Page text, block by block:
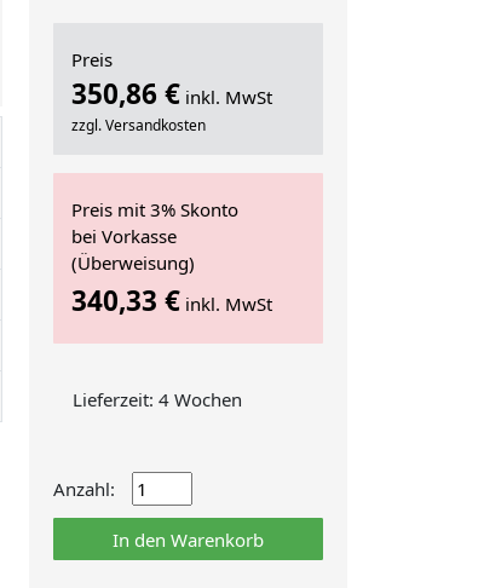
Preis
350,86 € inkl. MwSt
zzgl. Versandkosten
Preis mit 3% Skonto
bei Vorkasse
(Überweisung)
340,33 € inkl. MwSt
Lieferzeit: 4 Wochen
Anzahl:
In den Warenkorb